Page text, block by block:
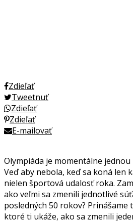
Zdieľať
Tweetnuť
Zdieľať
Zdieľať
E-mailovať
Olympiáda je momentálne
Veď aby nebola, keď sa koná len
nielen športová udalosť roka.
ako veľmi sa zmenili jednotlivé
posledných 50 rokov? Prinášame
ktoré ti ukáže, ako sa zmenili